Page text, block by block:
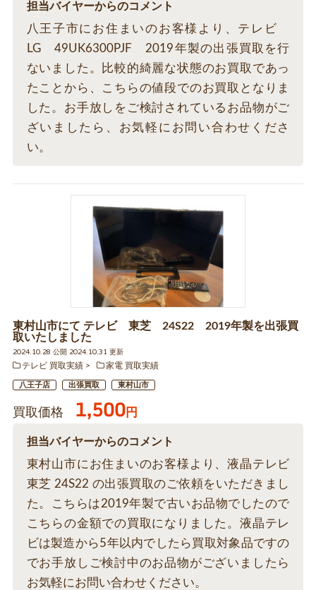
担当バイヤーからのコメント
八王子市にお住まいのお客様より、テレビ
LG 49UK6300PJF 2019年製の出張買取を行
ないました。比較的綺麗な状態のお買取であっ
たことから、こちらの値段でのお買取となりま
した。お手放しをご検討されているお品物がご
ざいましたら、お気軽にお問い合わせくださ
い。
東村山市にて テレビ 東芝 24S22 2019年製を出張買
取いたしました
2024.10.28 公開 2024.10.31 更新
テレビ 買取実績
家電 買取実績
八王子店 出張買取 東村山市
買取価格 1,500円
担当バイヤーからのコメント
東村山市にお住まいのお客様より、液晶テレビ
東芝 24S22 の出張買取のご依頼をいただきまし
た。こちらは2019年製で古いお品物でしたので
こちらの金額での買取になりました。液晶テレ
ビは製造から5年以内でしたら買取対象品ですの
でお手放しご検討中のお品物がございましたら
お気軽にお問い合わせください。